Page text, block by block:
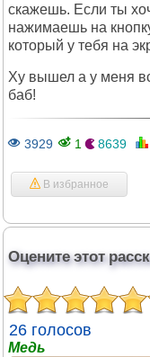
скажешь. Если ты
нажимаешь на
который у тебя на
Ху вышел а у меня
баб!
3929 1 8639
В избранное
Оцените этот
26 голосов
Медь